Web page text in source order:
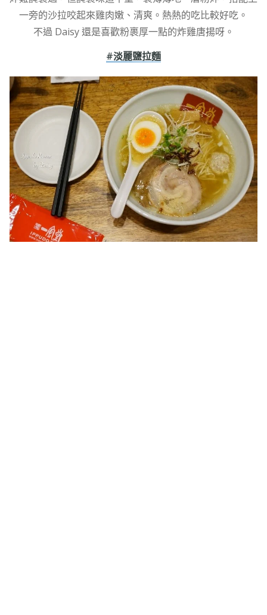
一旁的沙拉咬起來雞肉嫩、清爽。熱熱的吃比較好吃。
不過 Daisy 還是喜歡粉裹厚一點的炸雞唐揚呀。
#淡麗鹽拉麵